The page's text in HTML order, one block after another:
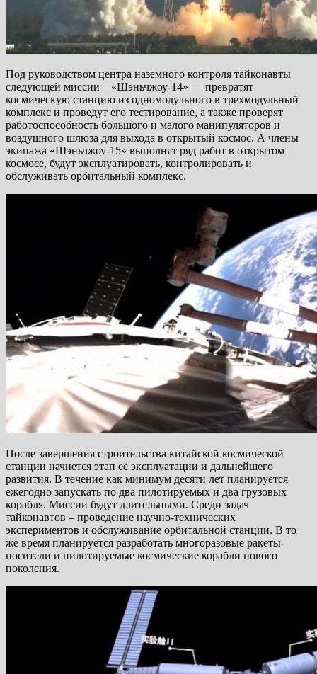
Под руководством центра наземного контроля тайконавты
следующей миссии – «Шэньчжоу-14» — превратят
космическую станцию из одномодульного в трехмодульный
комплекс и проведут его тестирование, а также проверят
работоспособность большого и малого манипуляторов и
воздушного шлюза для выхода в открытый космос. А члены
экипажа «Шэньчжоу-15» выполнят ряд работ в открытом
космосе, будут эксплуатировать, контролировать и
обслуживать орбитальный комплекс.
После завершения строительства китайской космической
станции начнется этап её эксплуатации и дальнейшего
развития. В течение как минимум десяти лет планируется
ежегодно запускать по два пилотируемых и два грузовых
корабля. Миссии будут длительными. Среди задач
тайконавтов – проведение научно-технических
экспериментов и обслуживание орбитальной станции. В то
же время планируется разработать многоразовые ракеты-
носители и пилотируемые космические корабли нового
поколения.